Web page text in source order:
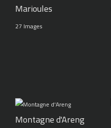
Marioules
27 Images
Montagne d'Areng